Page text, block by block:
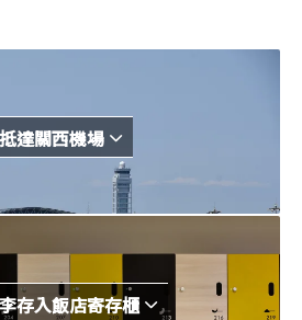
抵達關西機場
存入飯店寄存櫃